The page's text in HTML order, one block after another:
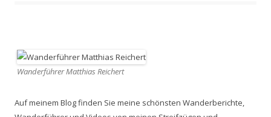
Wanderführer Matthias Reichert
Auf meinem Blog finden Sie meine schönsten Wanderberichte,